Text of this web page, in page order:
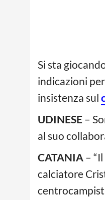
Si sta
indicazioni
insistenza sul
UDINESE –
al suo
CATANIA –
calciatore